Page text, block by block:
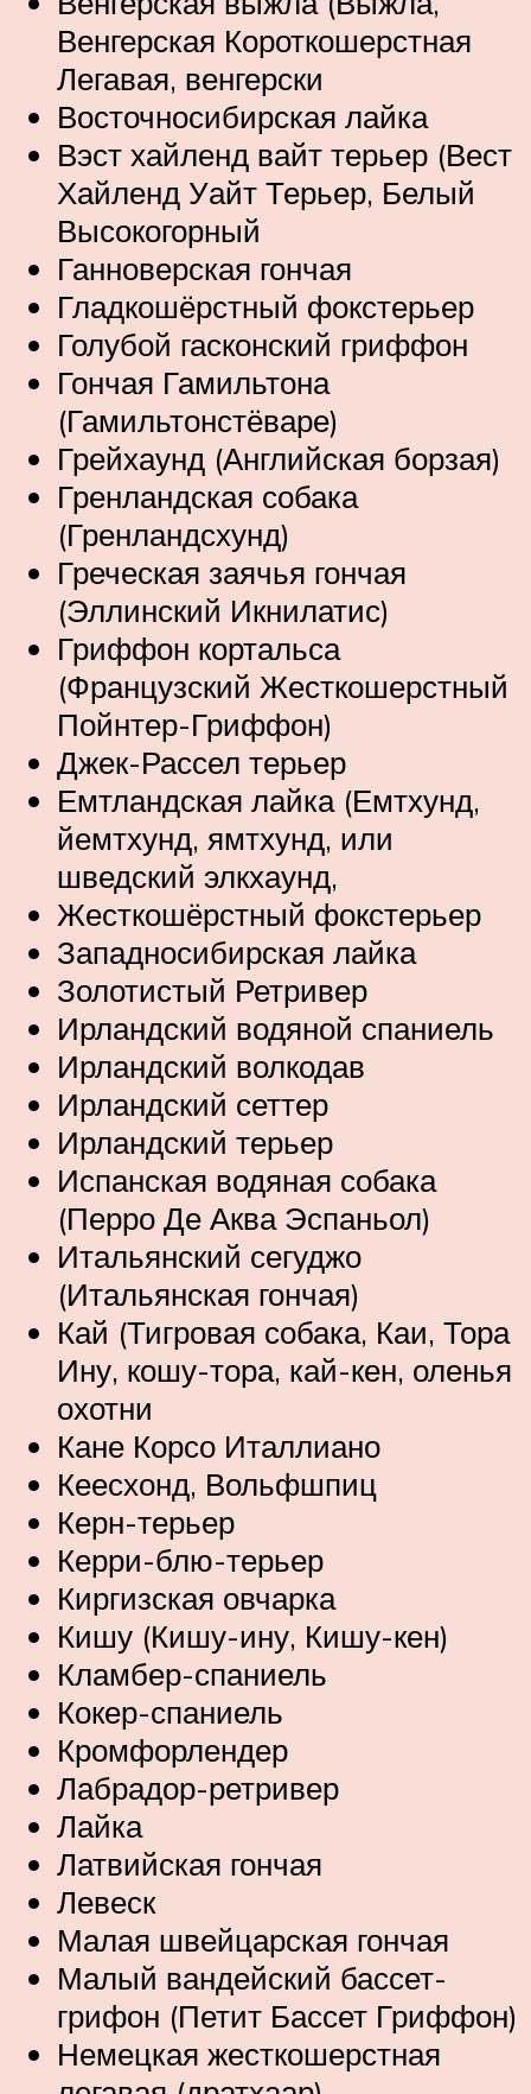
Венгерская Короткошерстная
Легавая, венгерски
Восточносибирская лайка
Вэст хайленд вайт терьер (Вест
Хайленд Уайт Терьер, Белый
Высокогорный
Ганноверская гончая
Гладкошёрстный фокстерьер
Голубой гасконский гриффон
Гончая Гамильтона
(Гамильтонстёваре)
Грейхаунд (Английская борзая)
Гренландская собака
(Гренландсхунд)
Греческая заячья гончая
(Эллинский Икнилатис)
Гриффон кортальса
(Французский Жесткошерстный
Пойнтер-Гриффон)
Джек-Рассел терьер
Емтландская лайка (Емтхунд,
йемтхунд, ямтхунд, или
шведский элкхаунд,
Жесткошёрстный фокстерьер
Западносибирская лайка
Золотистый Ретривер
Ирландский водяной спаниель
Ирландский волкодав
Ирландский сеттер
Ирландский терьер
Испанская водяная собака
(Перро Де Аква Эспаньол)
Итальянский сегуджо
(Итальянская гончая)
Кай (Тигровая собака, Каи, Тора
Ину, кошу-тора, кай-кен, оленья
охотни
Кане Корсо Италлиано
Кеесхонд, Вольфшпиц
Керн-терьер
Керри-блю-терьер
Киргизская овчарка
Кишу (Кишу-ину, Кишу-кен)
Кламбер-спаниель
Кокер-спаниель
Кромфорлендер
Лабрадор-ретривер
Лайка
Латвийская гончая
Левеск
Малая швейцарская гончая
Малый вандейский бассет-
грифон (Петит Бассет Гриффон)
Немецкая жесткошерстная